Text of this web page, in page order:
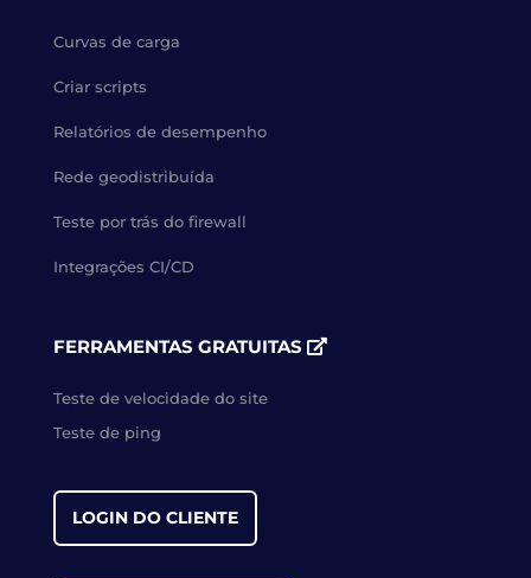
Curvas de carga
Criar scripts
Relatórios de desempenho
Rede geodistribuída
Teste por trás do firewall
Integrações CI/CD
FERRAMENTAS GRATUITAS
Teste de velocidade do site
Teste de ping
LOGIN DO CLIENTE